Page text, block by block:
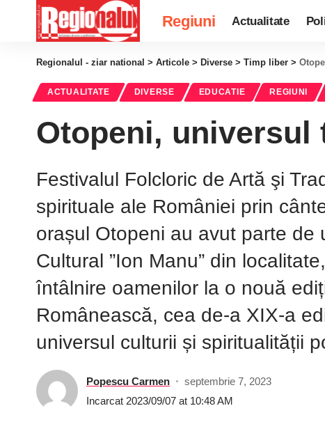
Regiuni Actualitate
Regionalul - ziar national > Articole > Diverse > Timp liber >
ACTUALITATE DIVERSE EDUCATIE REGIUNI
Otopeni,
Festivalul Folcloric de Artă şi
spirituale ale României prin
orașul Otopeni au avut parte de
Cultural ”Ion Manu” din
întâlnire oamenilor la o nouă
Românească, cea de-a XIX-a
universul culturii și spiritualității
Popescu Carmen
septembrie 7, 2023
Incarcat 2023/09/07 at 10:48 AM